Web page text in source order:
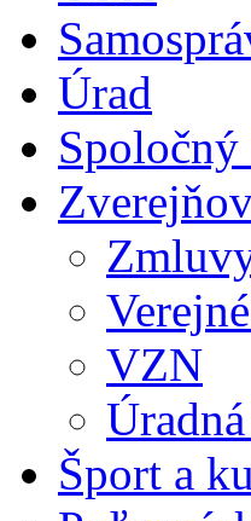
Úrad
Spoločný
VZN
Šport a